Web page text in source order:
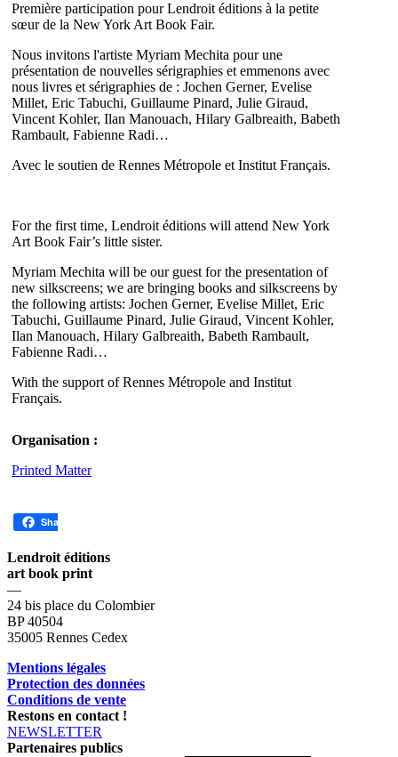
Première participation pour Lendroit éditions à la petite
sœur de la New York Art Book Fair.
Nous invitons l'artiste Myriam Mechita pour une
présentation de nouvelles sérigraphies et emmenons avec
nous livres et sérigraphies de : Jochen Gerner, Evelise
Millet, Eric Tabuchi, Guillaume Pinard, Julie Giraud,
Vincent Kohler, Ilan Manouach, Hilary Galbreaith, Babeth
Rambault, Fabienne Radi…
Avec le soutien de Rennes Métropole et Institut Français.
For the first time, Lendroit éditions will attend New York
Art Book Fair’s little sister.
Myriam Mechita will be our guest for the presentation of
new silkscreens; we are bringing books and silkscreens by
the following artists: Jochen Gerner, Evelise Millet, Eric
Tabuchi, Guillaume Pinard, Julie Giraud, Vincent Kohler,
Ilan Manouach, Hilary Galbreaith, Babeth Rambault,
Fabienne Radi…
With the support of Rennes Métropole and Institut
Français.
Organisation :
Printed Matter
Share
Lendroit éditions
art book print
—
24 bis place du Colombier
BP 40504
35005 Rennes Cedex
Mentions légales
Protection des données
Conditions de vente
Restons en contact !
NEWSLETTER
Partenaires publics